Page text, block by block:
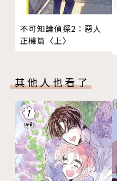
不可知論偵探2：惡人
正機篇〈上〉
其他人也看了